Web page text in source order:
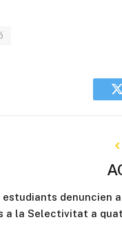
estudiants denuncien
a la Selectivitat a